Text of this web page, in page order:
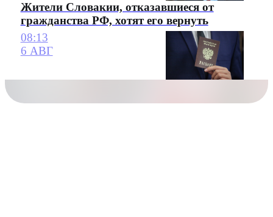
Жители Словакии, отказавшиеся от
гражданства РФ, хотят его вернуть
08:13
6 АВГ